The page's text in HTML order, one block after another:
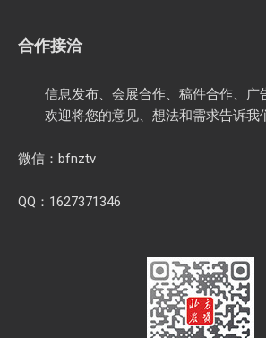
合作接洽
信息发布、会展合作、稿件合作、广
欢迎将您的意见、想法和需求告诉我
微信：bfnztv
QQ：1627371346